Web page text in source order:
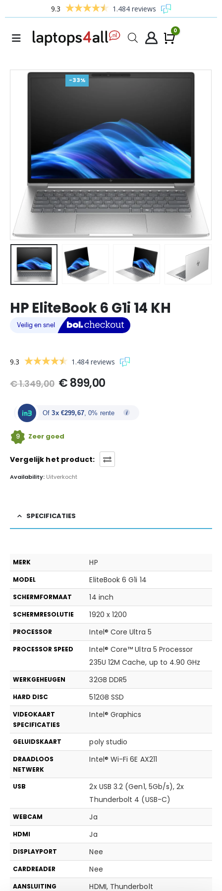
9.3 1.484 reviews
0
-33%
HP EliteBook 6 G1i 14 KH
9.3 1.484 reviews
€1.349,00 Oorspronkelijke
€ 1.349,00.
€899,00Huidige
€ 899,00.
Of3x €299,67, 0% rente
9 Zeer goed
Vergelijk het product:
Availability: Uitverkocht
SPECIFICATIES
MERK HP
MODEL EliteBook 6 G1i 14
SCHERMFORMAAT 14 inch
SCHERMRESOLUTIE 1920 x 1200
PROCESSOR Intel® Core Ultra 5
PROCESSOR SPEED
Intel® Core™ Ultra 5 Processor
235U 12M Cache, up to 4.90 GHz
WERKGEHEUGEN 32GB DDR5
HARD DISC 512GB SSD
VIDEOKAART
SPECIFICATIES
Intel® Graphics
GELUIDSKAART poly studio
DRAADLOOS
NETWERK
Intel® Wi-Fi 6E AX211
USB
2x USB 3.2 (Gen1, 5Gb/s), 2x
Thunderbolt 4 (USB-C)
WEBCAM Ja
HDMI Ja
DISPLAYPORT Nee
CARDREADER Nee
AANSLUITING HDMI, Thunderbolt